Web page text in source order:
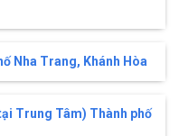
Nha Trang, Khánh Hòa
Trung Tâm) Thành phố